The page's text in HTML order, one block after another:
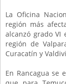
La Oficina
región más
alcanzó grado
región de
Curacatín y
En Rancagua se